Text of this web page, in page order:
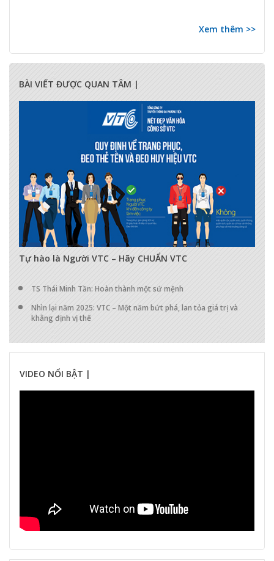
Xem thêm >>
BÀI VIẾT ĐƯỢC QUAN TÂM |
Tự hào là Người VTC – Hãy CHUẨN VTC
TS Thái Minh Tần: Hoàn thành một sứ mệnh
Nhìn lại năm 2025: VTC – Một năm bứt phá, lan tỏa giá trị và
khẳng định vị thế
VIDEO NỔI BẬT |